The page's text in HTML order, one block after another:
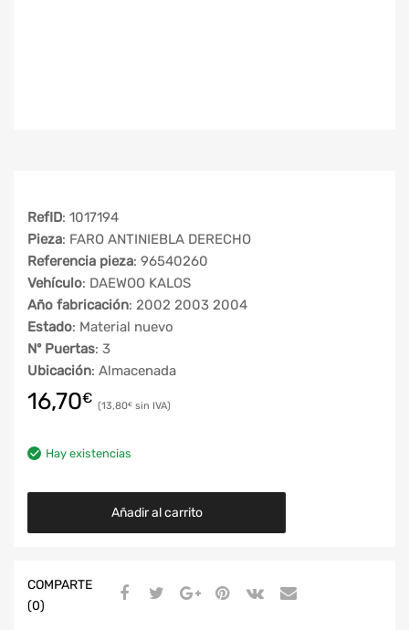
RefID: 1017194
Pieza: FARO ANTINIEBLA DERECHO
Referencia pieza: 96540260
Vehículo: DAEWOO KALOS
Año fabricación: 2002 2003 2004
Estado: Material nuevo
Nº Puertas: 3
Ubicación: Almacenada
16,70€ 13,80€
Hay existencias
Añadir al carrito
COMPARTE
(0)